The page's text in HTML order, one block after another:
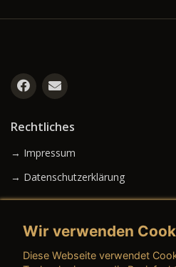
Rechtliches
→ Impressum
→ Datenschutzerklärung
Wir verwenden
Diese Webseite verwendet